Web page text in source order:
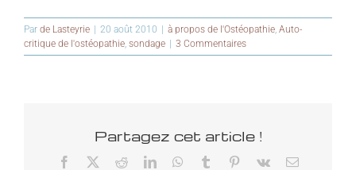
Par de Lasteyrie 20 août 2010 à propos de l'Ostéopathie, Auto-
critique de l'ostéopathie, sondage 3 Commentaires
Partagez cet article !
Facebook RedditLinkedInWhatsApp
Tumblr Pinterest
Vk Email